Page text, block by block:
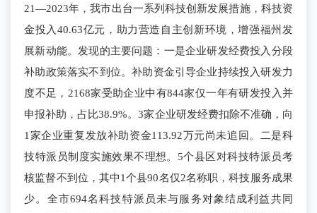
21—2023年，我市出台一系列科技创新发展措施， 科技资
金投入40.63亿元， 助力营造自主创新环境，增强福州发
展新动能。发现的主要问题：一是企业研发经费投入分段
补助政策落实不到位。补助资金引导企业持续投入研发力
度不足， 2168家受助企业中有844家仅一年有研发投入并
申报补助，占比38.9%。3家企业研发经费扣除不准确，向
1家企业重复 发放补助资金113.92万元尚未追回 。二是科
技特派员制度实施效果不理想。5个县区对科技特派员考
核监督不到位 ， 其中1个县90名仅2名称职，科技服务成果
少。全市694名科技特派员未与服务对象结成利益共同